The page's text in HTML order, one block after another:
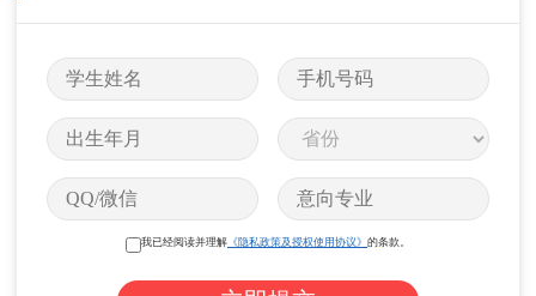
我已经阅读并理解 《隐私政策及授权使用协议》 的条款。